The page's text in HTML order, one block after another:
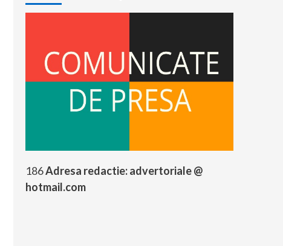
186Adresa redactie: advertoriale @
hotmail.com